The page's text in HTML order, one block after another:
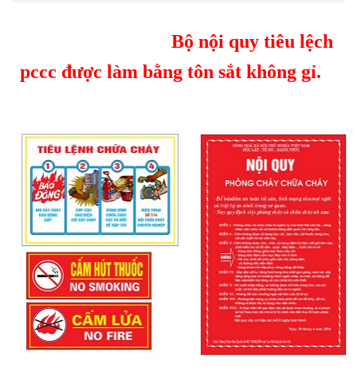
Bộ nội quy tiêu lệch
pccc được làm bằng tôn sắt không gỉ.